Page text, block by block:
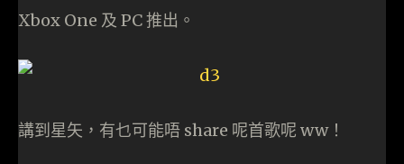
Xbox One 及 PC 推出。
講到星矢，有乜可能唔 share 呢首歌呢 ww！